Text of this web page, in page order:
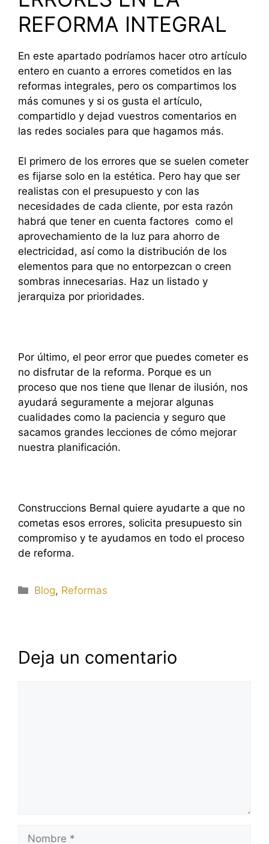
REFORMA INTEGRAL
En este apartado podríamos hacer otro artículo
entero en cuanto a errores cometidos en las
reformas integrales, pero os compartimos los
más comunes y si os gusta el artículo,
compartidlo y dejad vuestros comentarios en
las redes sociales para que hagamos más.
El primero de los errores que se suelen cometer
es fijarse solo en la estética. Pero hay que ser
realistas con el presupuesto y con las
necesidades de cada cliente, por esta razón
habrá que tener en cuenta factores como el
aprovechamiento de la luz para ahorro de
electricidad, así como la distribución de los
elementos para que no entorpezcan o creen
sombras innecesarias. Haz un listado y
jerarquiza por prioridades.
Por último, el peor error que puedes cometer es
no disfrutar de la reforma. Porque es un
proceso que nos tiene que llenar de ilusión, nos
ayudará seguramente a mejorar algunas
cualidades como la paciencia y seguro que
sacamos grandes lecciones de cómo mejorar
nuestra planificación.
Construccions Bernal quiere ayudarte a que no
cometas esos errores, solicita presupuesto sin
compromiso y te ayudamos en todo el proceso
de reforma.
Categorías
Blog, Reformas
Deja un comentario
Nombre